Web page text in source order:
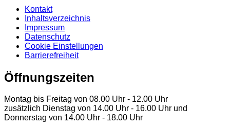
Kontakt
Inhaltsverzeichnis
Impressum
Datenschutz
Cookie Einstellungen
Barrierefreiheit
Öffnungszeiten
Montag bis Freitag von 08.00 Uhr - 12.00 Uhr
zusätzlich Dienstag von 14.00 Uhr - 16.00 Uhr und
Donnerstag von 14.00 Uhr - 18.00 Uhr